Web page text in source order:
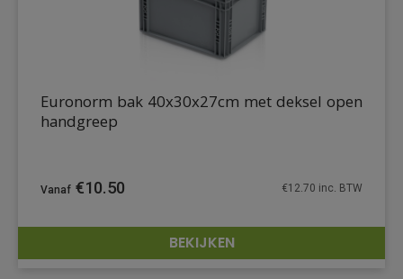
DETAILS
Euronorm bak 40x30x27cm met deksel open
handgreep
€10.50 €12.70 inc. BTW
BEKIJKEN